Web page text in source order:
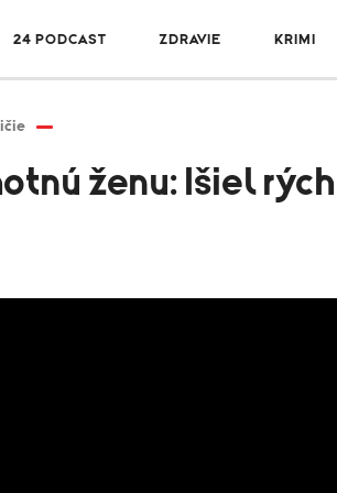
24 PODCAST ZDRAVIE KRIMI
ženu: Išiel